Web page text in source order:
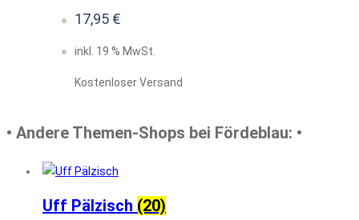
17,95 €
inkl. 19 % MwSt.
Kostenloser Versand
• Andere Themen-Shops bei Fördeblau: •
Uff Pälzisch (20)